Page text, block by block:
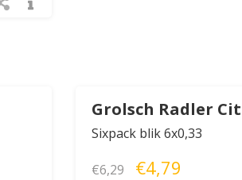
Grolsch Radler
Sixpack blik 6x0,33
€6,29 €4,79